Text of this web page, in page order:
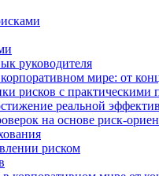
руководителя
мире: от
рисков с практическими
реальной
на основе риск-
риском